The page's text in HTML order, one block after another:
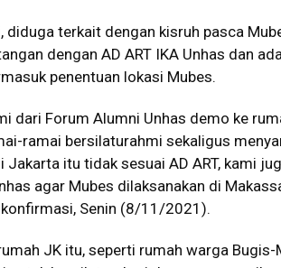
diduga terkait dengan kisruh pasca
dengan AD ART IKA Unhas dan
penentuan lokasi Mubes.
dari Forum Alumni Unhas demo ke
ramai bersilaturahmi sekaligus
Jakarta itu tidak sesuai AD ART, kami
agar Mubes dilaksanakan di
Senin (8/11/2021).
JK itu, seperti rumah warga